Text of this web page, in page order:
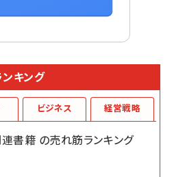
キング
書籍 の売れ筋ランキング
ビジネス 経営戦略